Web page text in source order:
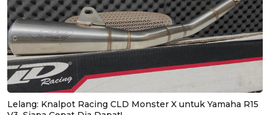
Lelang: Knalpot Racing CLD Monster X untuk Yamaha R15